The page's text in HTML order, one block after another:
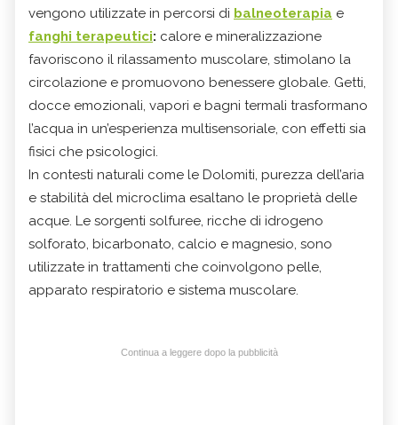
vengono utilizzate in percorsi di balneoterapia e
fanghi terapeutici: calore e mineralizzazione
favoriscono il rilassamento muscolare, stimolano la
circolazione e promuovono benessere globale. Getti,
docce emozionali, vapori e bagni termali trasformano
l’acqua in un’esperienza multisensoriale, con effetti sia
fisici che psicologici.
In contesti naturali come le Dolomiti, purezza dell’aria
e stabilità del microclima esaltano le proprietà delle
acque. Le sorgenti solfuree, ricche di idrogeno
solforato, bicarbonato, calcio e magnesio, sono
utilizzate in trattamenti che coinvolgono pelle,
apparato respiratorio e sistema muscolare.
Continua a leggere dopo la pubblicità